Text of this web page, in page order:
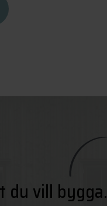
du vill bygga.